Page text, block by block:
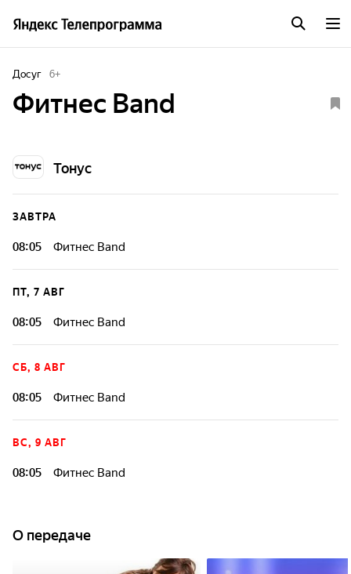
Досуг 6+
Фитнес Band
Тонус
ЗАВТРА
08:05 Фитнес Band
ПТ, 7 АВГ
08:05 Фитнес Band
СБ, 8 АВГ
08:05 Фитнес Band
ВС, 9 АВГ
08:05 Фитнес Band
О передаче